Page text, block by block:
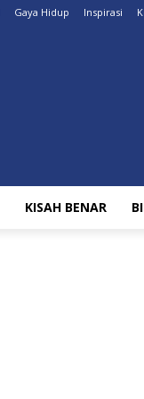
Gaya Hidup Inspirasi
KISAH BENAR